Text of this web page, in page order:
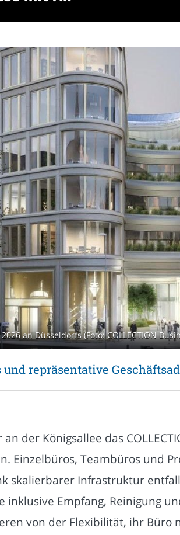
an Düsseldorfs (Foto: COLLECTION
repräsentative
der Königsallee das
Einzelbüros, Teambüros und
skalierbarer Infrastruktur
Empfang, Reinigung
von der Flexibilität, ihr Büro